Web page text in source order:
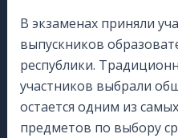
В экзаменах приняли
выпускников
республики.
участников выбрали
остается одним из
предметов по выбору